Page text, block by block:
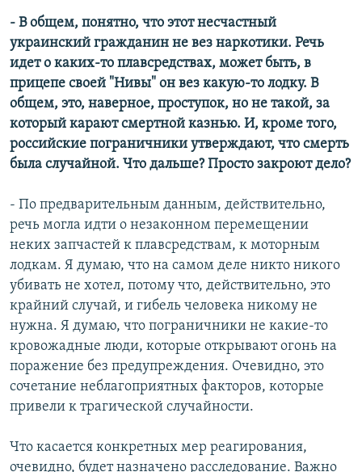
- В общем, понятно, что этот несчастный
украинский гражданин не вез наркотики. Речь
идет о каких-то плавсредствах, может быть, в
прицепе своей "Нивы" он вез какую-то лодку. В
общем, это, наверное, проступок, но не такой, за
который карают смертной казнью. И, кроме того,
российские пограничники утверждают, что смерть
была случайной. Что дальше? Просто закроют дело?
- По предварительным данным, действительно,
речь могла идти о незаконном перемещении
неких запчастей к плавсредствам, к моторным
лодкам. Я думаю, что на самом деле никто никого
убивать не хотел, потому что, действительно, это
крайний случай, и гибель человека никому не
нужна. Я думаю, что пограничники не какие-то
кровожадные люди, которые открывают огонь на
поражение без предупреждения. Очевидно, это
сочетание неблагоприятных факторов, которые
привели к трагической случайности.
Что касается конкретных мер реагирования,
очевидно, будет назначено расследование. Важно